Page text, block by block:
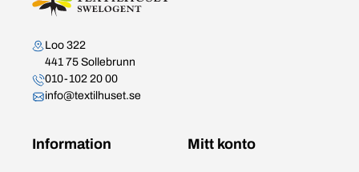
Loo 322
441 75 Sollebrunn
010-102 20 00
info@textilhuset.se
Information Mitt konto